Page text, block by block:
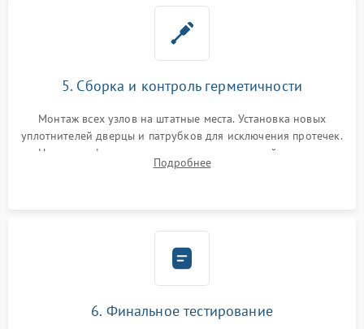
5. Сборка и контроль герметичности
Монтаж всех узлов на штатные места. Установка новых
уплотнителей дверцы и патрубков для исключения протечек.
Надежная фиксация хомутов гидравлической системы,
сборка корпуса и установка датчика поплавка.
Подробнее
6. Финальное тестирование